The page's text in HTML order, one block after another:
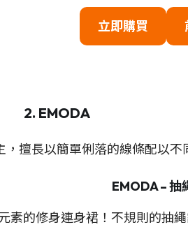
立即購買
2. EMODA
擅長以簡單俐落的線條配以
EMODA – 抽
素的修身連身裙！不規則的抽